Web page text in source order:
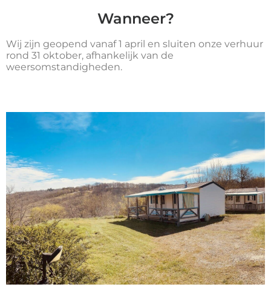
Wanneer?
Wij zijn geopend vanaf 1 april en sluiten onze verhuur
rond 31 oktober, afhankelijk van de
weersomstandigheden.